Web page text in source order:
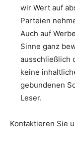
wir Wert auf
Parteien
Auch auf
Sinne ganz
ausschließlich
keine
gebundenen
Leser.
Kontaktieren Sie